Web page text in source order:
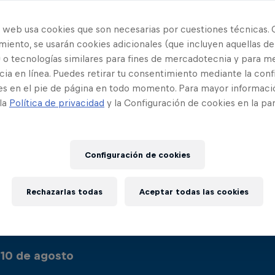
Something went wrong
la asombrosa acción del cliff diving en Red Bull
retransmitirán en streaming de la siguiente
de agosto
web usa cookies que son necesarias por cuestiones técnicas.
se usarán cookies adicionales (que incluyen aquellas de
tecnologías similares para fines de mercadotecnia y para
en línea. Puedes retirar tu consentimiento mediante la
en el pie de página en todo momento. Para mayor
Política de privacidad y la Configuración de cookies en la
Configuración de cookies
Rechazarlas todas Aceptar todas las cookies